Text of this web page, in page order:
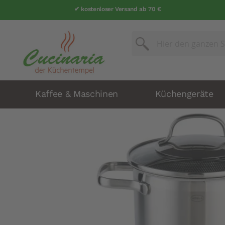
✔ kostenloser Versand ab 70 €
Suche
Kaffee & Maschinen Küchengeräte